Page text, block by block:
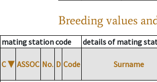
Breeding values
mating station code details of mating
C ▼ ASSOC No. D Code Surname